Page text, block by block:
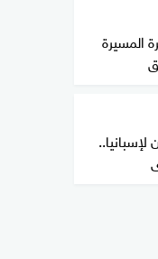
المسيرة